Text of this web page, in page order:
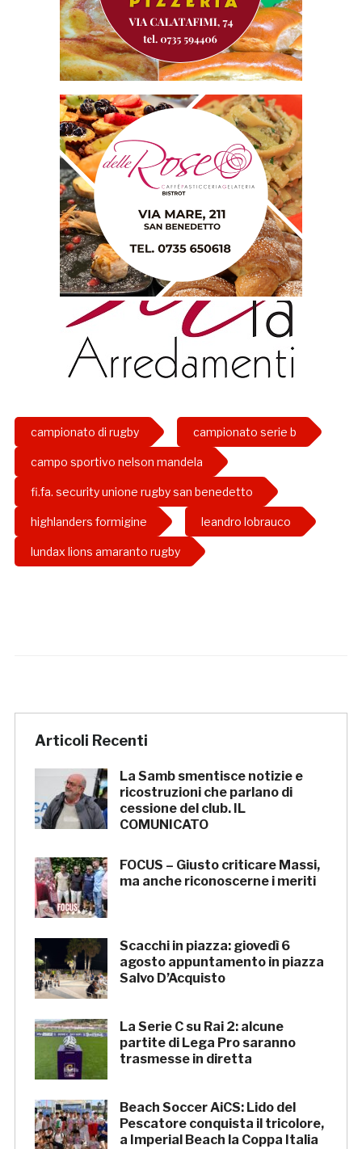
campionato di rugby campionato serie b
campo sportivo nelson mandela
fi.fa. security unione rugby san benedetto
highlanders formigine leandro lobrauco
lundax lions amaranto rugby
Articoli Recenti
La Samb smentisce notizie e
ricostruzioni che parlano di
cessione del club. IL
COMUNICATO
FOCUS – Giusto criticare Massi,
ma anche riconoscerne i meriti
Scacchi in piazza: giovedì 6
agosto appuntamento in piazza
Salvo D’Acquisto
La Serie C su Rai 2: alcune
partite di Lega Pro saranno
trasmesse in diretta
Beach Soccer AiCS: Lido del
Pescatore conquista il tricolore,
a Imperial Beach la Coppa Italia